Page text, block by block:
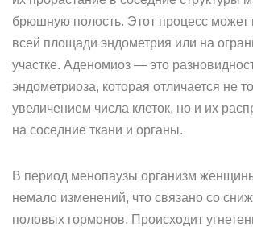
брюшную полость. Этот процесс может
всей площади эндометрия или на
участке. Аденомиоз — это
эндометриоза, которая отличается не
увеличением числа клеток, но и их
на соседние ткани и органы.
В период менопаузы организм
немало изменений, что связано со
половых гормонов. Происходит